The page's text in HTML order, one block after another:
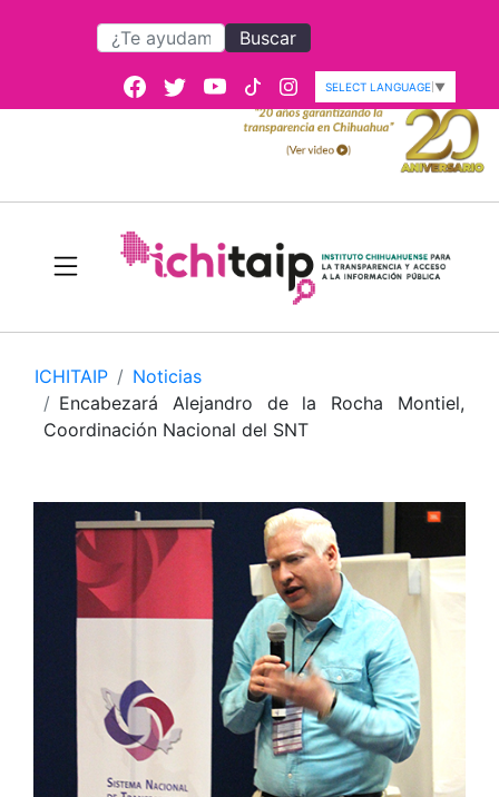
Buscar
SELECT LANGUAGE ▼
ICHITAIP
Noticias
Encabezará Alejandro de la Rocha Montiel,
Coordinación Nacional del SNT